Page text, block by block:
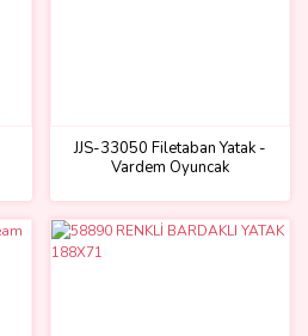
JJS-33050 Filetaban Yatak -
Vardem Oyuncak